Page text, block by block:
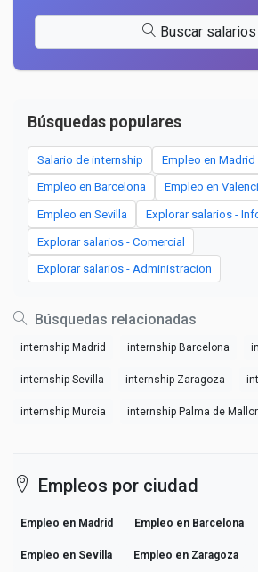
Buscar salarios
Búsquedas populares
Salario de internship Empleo en Madrid
Empleo en Barcelona Empleo en
Empleo en Sevilla Explorar salarios -
Explorar salarios - Comercial
Explorar salarios - Administracion
Búsquedas relacionadas
internship Madrid internship Barcelona
internship Sevilla internship Zaragoza
internship Murcia internship Palma de
Empleos por ciudad
Empleo en Madrid Empleo en Barcelona
Empleo en Sevilla Empleo en Zaragoza